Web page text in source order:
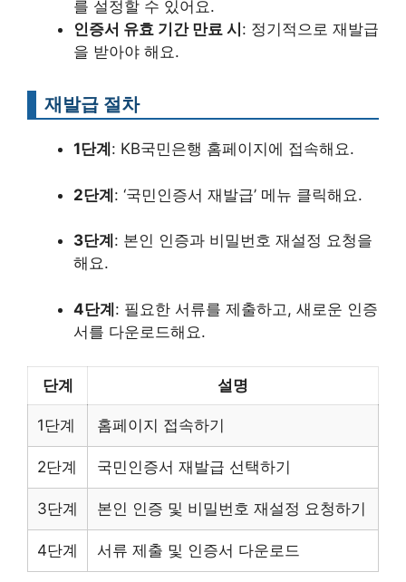
를 설정할 수 있어요.
인증서 유효 기간 만료 시 : 정기적으로 재발급
을 받아야 해요.
재발급 절차
1단계 : KB국민은행 홈페이지에 접속해요.
2단계: ‘국민인증서 재발급’ 메뉴 클릭해요.
3단계 : 본인 인증과 비밀번호 재설정 요청을
해요.
4단계: 필요한 서류를 제출하고, 새로운 인증
서를 다운로드해요.
단계 설명
1단계 홈페이지 접속하기
2단계 국민인증서 재발급 선택하기
3단계 본인 인증 및 비밀번호 재설정 요청하기
4단계 서류 제출 및 인증서 다운로드